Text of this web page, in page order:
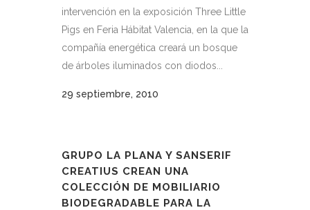
intervención en la exposición Three Little
Pigs en Feria Hábitat Valencia, en la que la
compañía energética creará un bosque
de árboles iluminados con diodos...
29 septiembre, 2010
GRUPO LA PLANA Y SANSERIF
CREATIUS CREAN UNA
COLECCIÓN DE MOBILIARIO
BIODEGRADABLE PARA LA